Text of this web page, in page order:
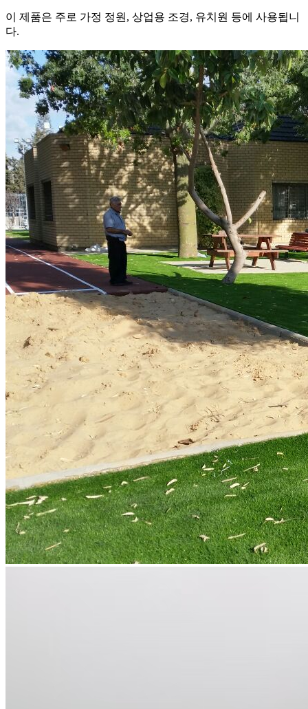
이 제품은 주로 가정 정원, 상업용 조경, 유치원 등에 사용됩니
다.